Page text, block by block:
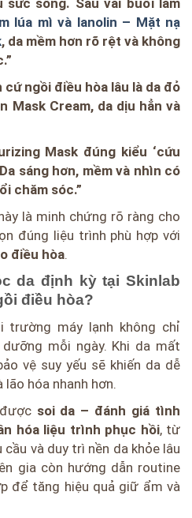
sống. Sau vài buổi làm
lúa mì và lanolin – Mặt nạ
, da mềm hơn rõ rệt và không
cứ ngồi điều hòa lâu là da đỏ
Mask Cream, da dịu hẳn và
Mask đúng kiểu ‘cứu
sáng hơn, mềm và nhìn có
chăm sóc.”
là minh chứng rõ ràng cho
đúng liệu trình phù hợp với
điều hòa.
da định kỳ tại Skinlab
điều hòa?
trường máy lạnh không chỉ
mỗi ngày. Khi da mất
vệ suy yếu sẽ khiến da dễ
lão hóa nhanh hơn.
soi da – đánh giá tình
hóa liệu trình phục hồi, từ
và duy trì nền da khỏe lâu
gia còn hướng dẫn routine
để tăng hiệu quả giữ ẩm và